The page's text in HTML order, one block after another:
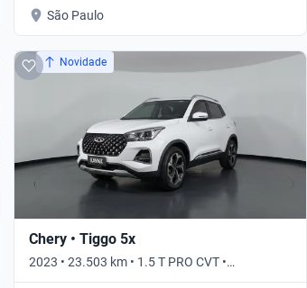
São Paulo
Novidade
Chery • Tiggo 5x
2023 • 23.503 km • 1.5 T PRO CVT •
Automático